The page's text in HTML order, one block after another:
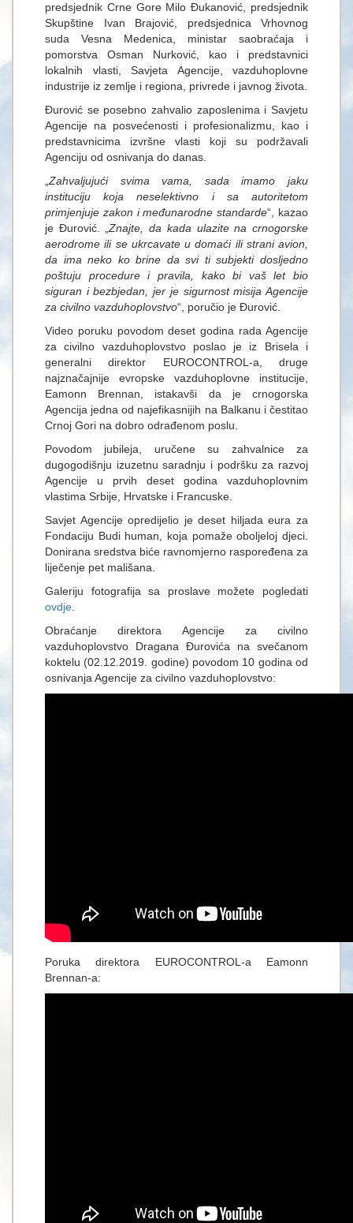
predsjednik Crne Gore Milo Đukanović, predsjednik
Skupštine Ivan Brajović, predsjednica Vrhovnog
suda Vesna Medenica, ministar saobraćaja i
pomorstva Osman Nurković, kao i predstavnici
lokalnih vlasti, Savjeta Agencije, vazduhoplovne
industrije iz zemlje i regiona, privrede i javnog života.
Đurović se posebno zahvalio zaposlenima i Savjetu
Agencije na posvećenosti i profesionalizmu, kao i
predstavnicima izvršne vlasti koji su podržavali
Agenciju od osnivanja do danas.
Zahvaljujući svima vama, sada imamo jaku
instituciju koja neselektivno i sa autoritetom
primjenjuje zakon i međunarodne standarde“, kazao
je Đurović. „Znajte, da kada ulazite na crnogorske
aerodrome ili se ukrcavate u domaći ili strani avion,
da ima neko ko brine da svi ti subjekti dosljedno
poštuju procedure i pravila, kako bi vaš let bio
siguran i bezbjedan, jer je sigurnost misija Agencije
za civilno vazduhoplovstvo“, poručio je Đurović.
Video poruku povodom deset godina rada Agencije
za civilno vazduhoplovstvo poslao je iz Brisela i
generalni direktor EUROCONTROL-a, druge
najznačajnije evropske vazduhoplovne institucije,
Eamonn Brennan, istakavši da je crnogorska
Agencija jedna od najefikasnijih na Balkanu i čestitao
Crnoj Gori na dobro odrađenom poslu.
Povodom jubileja, uručene su zahvalnice za
dugogodišnju izuzetnu saradnju i podršku za razvoj
Agencije u prvih deset godina vazduhoplovnim
vlastima Srbije, Hrvatske i Francuske.
Savjet Agencije opredijelio je deset hiljada eura za
Fondaciju Budi human, koja pomaže oboljeloj djeci.
Donirana sredstva biće ravnomjerno raspoređena za
liječenje pet mališana.
Galeriju fotografija sa proslave možete pogledati
ovdje
Obraćanje direktora Agencije za civilno
vazduhoplovstvo Dragana Đurovića na svečanom
koktelu (02.12.2019. godine) povodom 10 godina od
osnivanja Agencije za civilno vazduhoplovstvo:
Poruka direktora EUROCONTROL-a Eamonn
Brennan-a: